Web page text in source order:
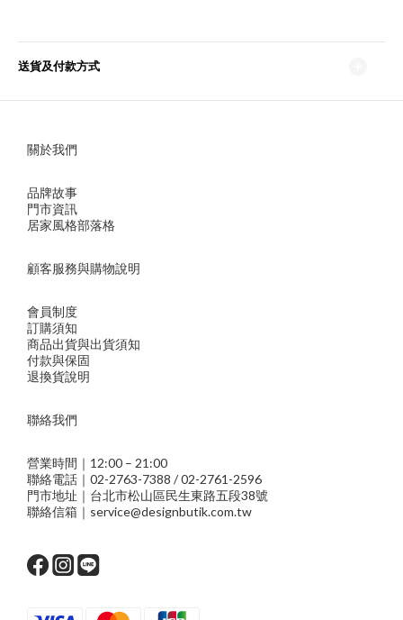
送貨及付款方式
關於我們
品牌故事
門市資訊
居家風格部落格
顧客服務與購物說明
會員制度
訂購須知
商品出貨與出貨須知
付款與保固
退換貨說明
聯絡我們
營業時間｜12:00 – 21:00
聯絡電話｜02-2763-7388 / 02-2761-2596
門市地址｜台北市松山區民生東路五段38號
聯絡信箱｜service@designbutik.com.tw